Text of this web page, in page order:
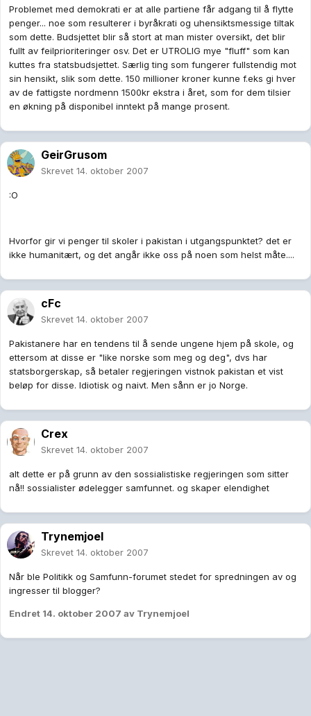
Problemet med demokrati er at alle partiene får adgang til å flytte
penger... noe som resulterer i byråkrati og uhensiktsmessige tiltak
som dette. Budsjettet blir så stort at man mister oversikt, det blir
fullt av feilprioriteringer osv. Det er UTROLIG mye "fluff" som kan
kuttes fra statsbudsjettet. Særlig ting som fungerer fullstendig mot
sin hensikt, slik som dette. 150 millioner kroner kunne f.eks gi hver
av de fattigste nordmenn 1500kr ekstra i året, som for dem tilsier
en økning på disponibel inntekt på mange prosent.
GeirGrusom
Skrevet 14. oktober 2007
:O
Hvorfor gir vi penger til skoler i pakistan i utgangspunktet? det er
ikke humanitært, og det angår ikke oss på noen som helst måte....
cFc
Skrevet 14. oktober 2007
Pakistanere har en tendens til å sende ungene hjem på skole, og
ettersom at disse er "like norske som meg og deg", dvs har
statsborgerskap, så betaler regjeringen vistnok pakistan et vist
beløp for disse. Idiotisk og naivt. Men sånn er jo Norge.
Crex
Skrevet 14. oktober 2007
alt dette er på grunn av den sossialistiske regjeringen som sitter
nå!! sossialister ødelegger samfunnet. og skaper elendighet
Trynemjoel
Skrevet 14. oktober 2007
Når ble Politikk og Samfunn-forumet stedet for spredningen av og
ingresser til blogger?
Endret 14. oktober 2007 av Trynemjoel